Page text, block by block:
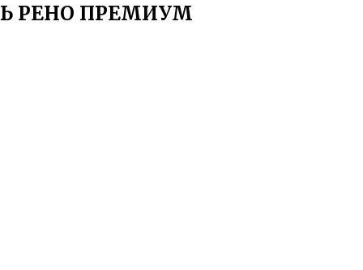
РЕНО ПРЕМИУМ